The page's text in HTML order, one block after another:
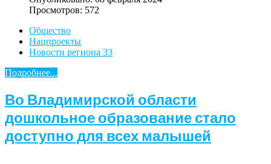
Просмотров: 572
Общество
Нацпроекты
Новости региона 33
Подробнее...
Во Владимирской области
дошкольное образование стало
доступно для всех малышей